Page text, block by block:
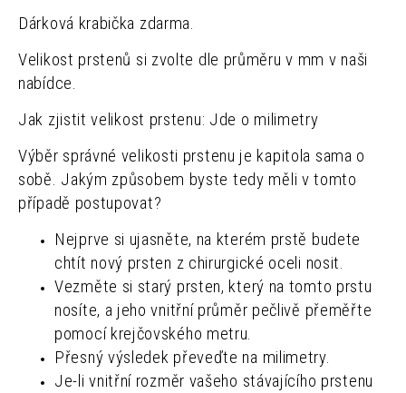
Dárková krabička zdarma.
Velikost prstenů si zvolte dle průměru v mm v naši
nabídce.
Jak zjistit velikost prstenu: Jde o milimetry
Výběr správné velikosti prstenu je kapitola sama o
sobě. Jakým způsobem byste tedy měli v tomto
případě postupovat?
Nejprve si ujasněte, na kterém prstě budete
chtít nový prsten z chirurgické oceli nosit.
Vezměte si starý prsten, který na tomto prstu
nosíte, a jeho vnitřní průměr pečlivě přeměřte
pomocí krejčovského metru.
Přesný výsledek převeďte na milimetry.
Je-li vnitřní rozměr vašeho stávajícího prstenu